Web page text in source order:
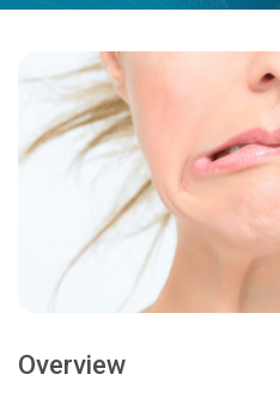
Overview